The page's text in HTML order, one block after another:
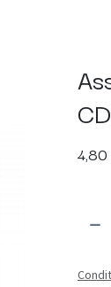
4,80